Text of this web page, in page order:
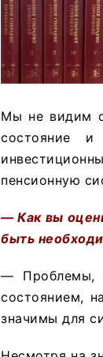
Мы не видим
состояние и
пенсионную
— Как вы
быть
— Проблемы,
состоянием,
значимы для